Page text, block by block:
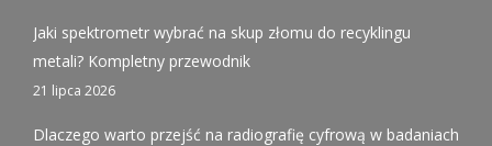
new
window
new
window
new
window
Jaki spektrometr wybrać na skup złomu do recyklingu
metali? Kompletny przewodnik
21 lipca 2026
Dlaczego warto przejść na radiografię cyfrową w badaniach